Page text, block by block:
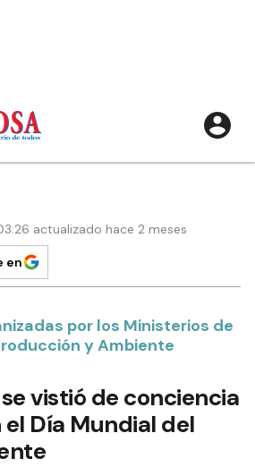
actualizado hace 2 meses
en
por los Ministerios de
y Ambiente
vistió de conciencia
Día Mundial del